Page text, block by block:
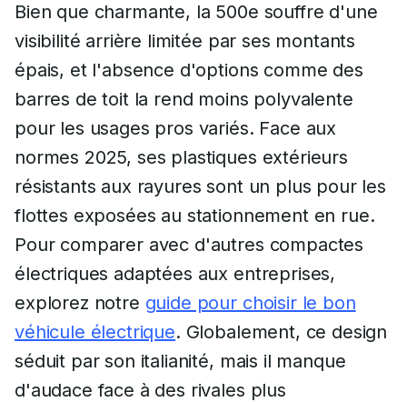
Bien que charmante, la 500e souffre d'une
visibilité arrière limitée par ses montants
épais, et l'absence d'options comme des
barres de toit la rend moins polyvalente
pour les usages pros variés. Face aux
normes 2025, ses plastiques extérieurs
résistants aux rayures sont un plus pour les
flottes exposées au stationnement en rue.
Pour comparer avec d'autres compactes
électriques adaptées aux entreprises,
explorez notre guide pour choisir le bon
véhicule électrique. Globalement, ce design
séduit par son italianité, mais il manque
d'audace face à des rivales plus